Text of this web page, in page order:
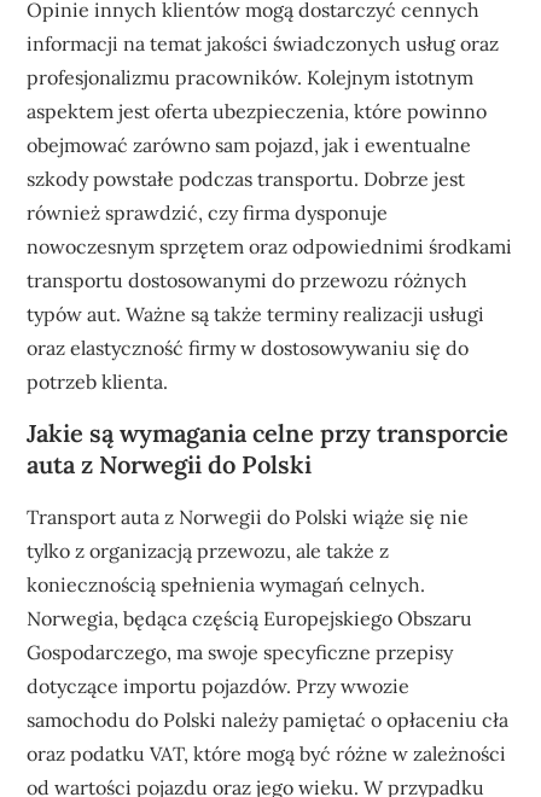
Opinie innych klientów mogą dostarczyć cennych
informacji na temat jakości świadczonych usług oraz
profesjonalizmu pracowników. Kolejnym istotnym
aspektem jest oferta ubezpieczenia, które powinno
obejmować zarówno sam pojazd, jak i ewentualne
szkody powstałe podczas transportu. Dobrze jest
również sprawdzić, czy firma dysponuje
nowoczesnym sprzętem oraz odpowiednimi środkami
transportu dostosowanymi do przewozu różnych
typów aut. Ważne są także terminy realizacji usługi
oraz elastyczność firmy w dostosowywaniu się do
potrzeb klienta.
Jakie są wymagania celne przy transporcie
auta z Norwegii do Polski
Transport auta z Norwegii do Polski wiąże się nie
tylko z organizacją przewozu, ale także z
koniecznością spełnienia wymagań celnych.
Norwegia, będąca częścią Europejskiego Obszaru
Gospodarczego, ma swoje specyficzne przepisy
dotyczące importu pojazdów. Przy wwozie
samochodu do Polski należy pamiętać o opłaceniu cła
oraz podatku VAT, które mogą być różne w zależności
od wartości pojazdu oraz jego wieku. W przypadku